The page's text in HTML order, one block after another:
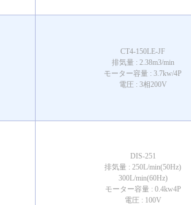
CT4-150LE-JF
排気量 : 2.38m3/min
モーター容量 : 3.7kw/4P
電圧 : 3相200V
DIS-251
排気量 : 250L/min(50Hz)
300L/min(60Hz)
モーター容量 : 0.4kw4P
電圧 : 100V